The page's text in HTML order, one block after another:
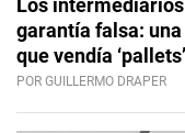
Los
garantía falsa: una
que vendía ‘pallets’
POR GUILLERMO DRAPER